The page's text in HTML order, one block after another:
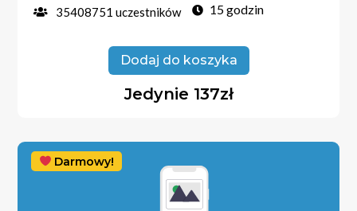
35408751 uczestników 15 godzin
Dodaj do koszyka
Jedynie 137zł
Darmowy!